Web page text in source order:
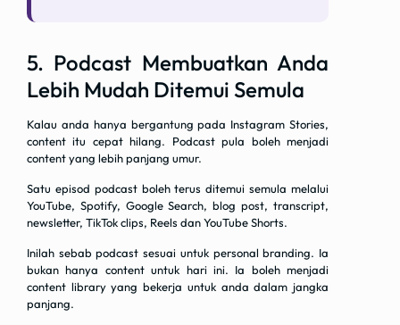
5. Podcast Membuatkan Anda
Lebih Mudah Ditemui Semula
Kalau anda hanya bergantung pada Instagram Stories,
content itu cepat hilang. Podcast pula boleh menjadi
content yang lebih panjang umur.
Satu episod podcast boleh terus ditemui semula melalui
YouTube, Spotify, Google Search, blog post, transcript,
newsletter, TikTok clips, Reels dan YouTube Shorts.
Inilah sebab podcast sesuai untuk personal branding. Ia
bukan hanya content untuk hari ini. Ia boleh menjadi
content library yang bekerja untuk anda dalam jangka
panjang.